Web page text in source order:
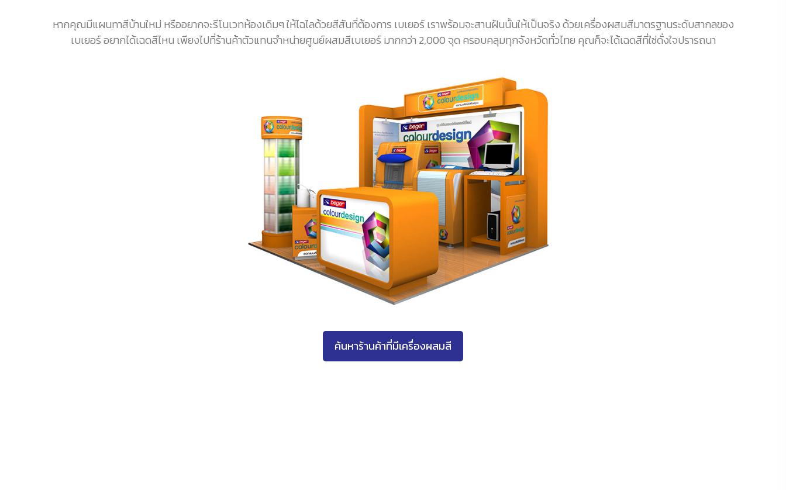
หากคุณมีแผนทาสีบ้านใหม่ หรืออยากจะรีโนเวทห้องเดิมๆ ให้ไฉไลด้วยสีสันที่ต้องการ เบเยอร์ เราพร้อมจะสานฝันนั้นให้เป็นจริง ด้วยเครื่องผสมสีมาตรฐานระดับสากลของ
เบเยอร์ อยากได้เฉดสีไหน เพียงไปที่ร้านค้าตัวแทนจำหน่ายศูนย์ผสมสีเบเยอร์ มากกว่า 2,000 จุด ครอบคลุมทุกจังหวัดทั่วไทย คุณก็จะได้เฉดสีที่ใช่ดั่งใจปรารถนา
ค้นหาร้านค้าที่มีเครื่องผสมสี